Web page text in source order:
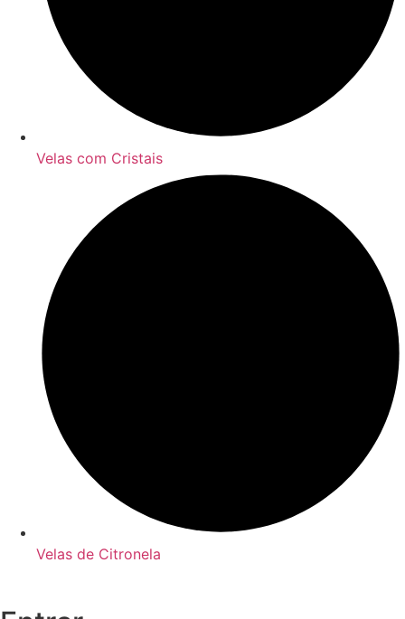
Velas com Cristais
Velas de Citronela